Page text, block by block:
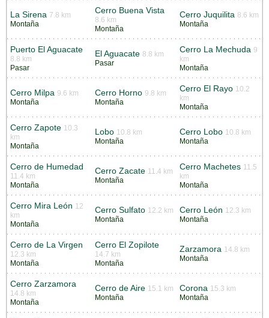
La Sirena 7.8 km
Montaña
Cerro Buena Vista
8.6 km
Montaña
Cerro Juquilita 8.6 km
Montaña
Puerto El Aguacate
8.8 km
Pasar
El Aguacate 8.8 km
Pasar
Cerro La Mechuda 9
km
Montaña
Cerro Milpa 9.6 km
Montaña
Cerro Horno 9.8 km
Montaña
Cerro El Rayo 10.2
km
Montaña
Cerro Zapote 10.3
km
Montaña
Lobo 10.8 km
Montaña
Cerro Lobo 10.8 km
Montaña
Cerro de Humedad
11.4 km
Montaña
Cerro Zacate 11.4 km
Montaña
Cerro Machetes 11.5
km
Montaña
Cerro Mira León 12
km
Montaña
Cerro Sulfato 12.2 km
Montaña
Cerro León 12.3 km
Montaña
Cerro de La Virgen
12.3 km
Montaña
Cerro El Zopilote
14.7 km
Montaña
Zarzamora 14.8 km
Montaña
Cerro Zarzamora
14.8 km
Montaña
Cerro de Aire 15.1 km
Montaña
Corona 15.3 km
Montaña